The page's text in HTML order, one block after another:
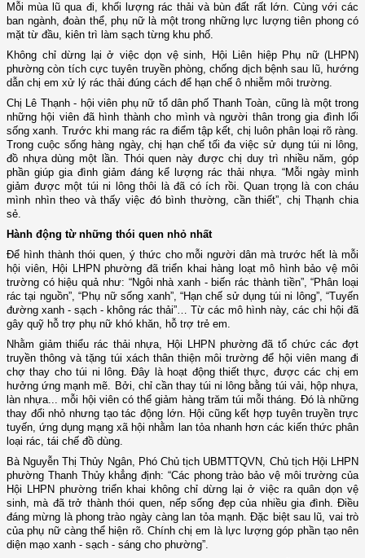
Mỗi mùa lũ qua đi, khối lượng rác thải và bùn đất rất lớn. Cùng với các
ban ngành, đoàn thể, phụ nữ là một trong những lực lượng tiên phong có
mặt từ đầu, kiên trì làm sạch từng khu phố.
Không chỉ dừng lại ở việc dọn vệ sinh, Hội Liên hiệp Phụ nữ (LHPN)
phường còn tích cực tuyên truyền phòng, chống dịch bệnh sau lũ, hướng
dẫn chị em xử lý rác thải đúng cách để hạn chế ô nhiễm môi trường.
Chị Lê Thạnh - hội viên phụ nữ tổ dân phố Thanh Toàn, cũng là một trong
những hội viên đã hình thành cho mình và người thân trong gia đình lối
sống xanh. Trước khi mang rác ra điểm tập kết, chị luôn phân loại rõ ràng.
Trong cuộc sống hàng ngày, chị hạn chế tối đa việc sử dụng túi ni lông,
đồ nhựa dùng một lần. Thói quen này được chị duy trì nhiều năm, góp
phần giúp gia đình giảm đáng kể lượng rác thải nhựa. “Mỗi ngày mình
giảm được một túi ni lông thôi là đã có ích rồi. Quan trọng là con cháu
mình nhìn theo và thấy việc đó bình thường, cần thiết”, chị Thạnh chia
sẻ.
Hành động từ những thói quen nhỏ nhất
Để hình thành thói quen, ý thức cho mỗi người dân mà trước hết là mỗi
hội viên, Hội LHPN phường đã triển khai hàng loạt mô hình bảo vệ môi
trường có hiệu quả như: “Ngôi nhà xanh - biến rác thành tiền”, “Phân loại
rác tại nguồn”, “Phụ nữ sống xanh”, “Hạn chế sử dụng túi ni lông”, “Tuyến
đường xanh - sạch - không rác thải”… Từ các mô hình này, các chi hội đã
gây quỹ hỗ trợ phụ nữ khó khăn, hỗ trợ trẻ em.
Nhằm giảm thiểu rác thải nhựa, Hội LHPN phường đã tổ chức các đợt
truyền thông và tặng túi xách thân thiện môi trường để hội viên mang đi
chợ thay cho túi ni lông. Đây là hoạt động thiết thực, được các chị em
hưởng ứng mạnh mẽ. Bởi, chỉ cần thay túi ni lông bằng túi vải, hộp nhựa,
làn nhựa... mỗi hội viên có thể giảm hàng trăm túi mỗi tháng. Đó là những
thay đổi nhỏ nhưng tạo tác động lớn. Hội cũng kết hợp tuyên truyền trực
tuyến, ứng dụng mạng xã hội nhằm lan tỏa nhanh hơn các kiến thức phân
loại rác, tái chế đồ dùng.
Bà Nguyễn Thị Thủy Ngân, Phó Chủ tịch UBMTTQVN, Chủ tịch Hội LHPN
phường Thanh Thủy khẳng định: “Các phong trào bảo vệ môi trường của
Hội LHPN phường triển khai không chỉ dừng lại ở việc ra quân dọn vệ
sinh, mà đã trở thành thói quen, nếp sống đẹp của nhiều gia đình. Điều
đáng mừng là phong trào ngày càng lan tỏa mạnh. Đặc biệt sau lũ, vai trò
của phụ nữ càng thể hiện rõ. Chính chị em là lực lượng góp phần tạo nên
diện mạo xanh - sạch - sáng cho phường”.